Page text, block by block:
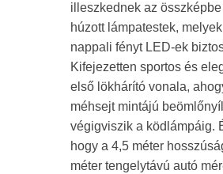
illeszkednek az
húzott lámpatestek,
nappali fényt LED-ek
Kifejezetten sportos és
első lökhárító vonala,
méhsejt mintájú
végigviszik a ködlámpáig.
hogy a 4,5 méter
méter tengelytávú autó